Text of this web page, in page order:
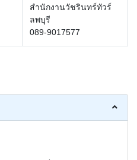
สำนักงานวัชรินทร์ทัวร์
ลพบุรี
089-9017577